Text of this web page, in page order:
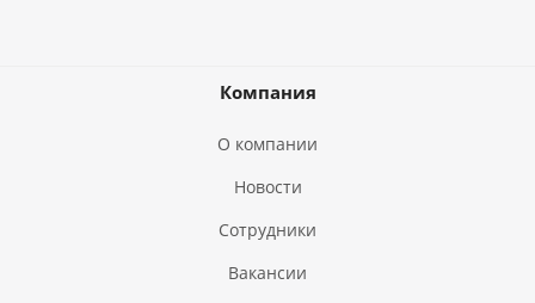
Компания
О компании
Новости
Сотрудники
Вакансии